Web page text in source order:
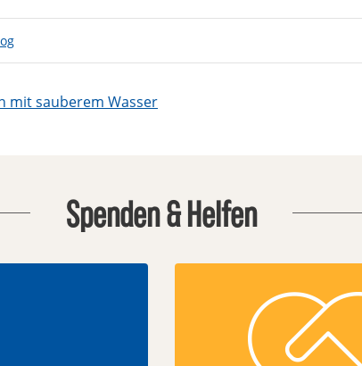
mit sauberem Wasser
Spenden & Helfen